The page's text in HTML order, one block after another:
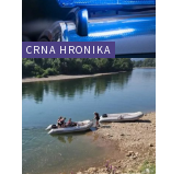
CRNA HRONIKA